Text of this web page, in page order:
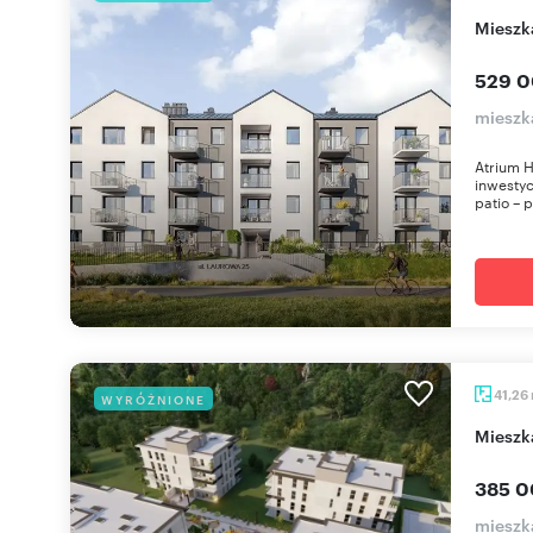
529
Atrium
patio –
WYRÓŻNIONE 41,26
385